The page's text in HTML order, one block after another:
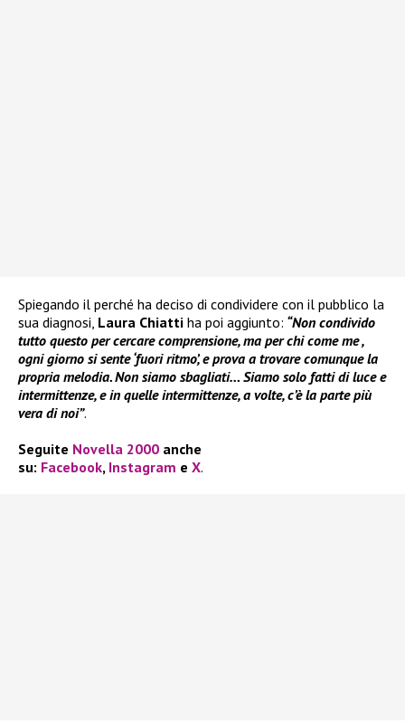
Spiegando il perché ha deciso di condividere con il pubblico la
sua diagnosi, Laura Chiatti ha poi aggiunto: “Non condivido
tutto questo per cercare comprensione, ma per chi come me ,
ogni giorno si sente ‘fuori ritmo’, e prova a trovare comunque la
propria melodia. Non siamo sbagliati… Siamo solo fatti di luce e
intermittenze, e in quelle intermittenze, a volte, c’è la parte più
vera di noi”.
Seguite Novella 2000 anche
su: Facebook, Instagram e X.